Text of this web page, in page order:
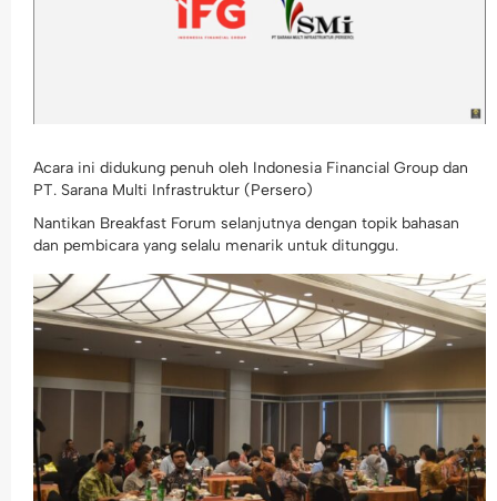
Acara ini didukung penuh oleh Indonesia Financial Group dan
PT. Sarana Multi Infrastruktur (Persero)
Nantikan Breakfast Forum selanjutnya dengan topik bahasan
dan pembicara yang selalu menarik untuk ditunggu.